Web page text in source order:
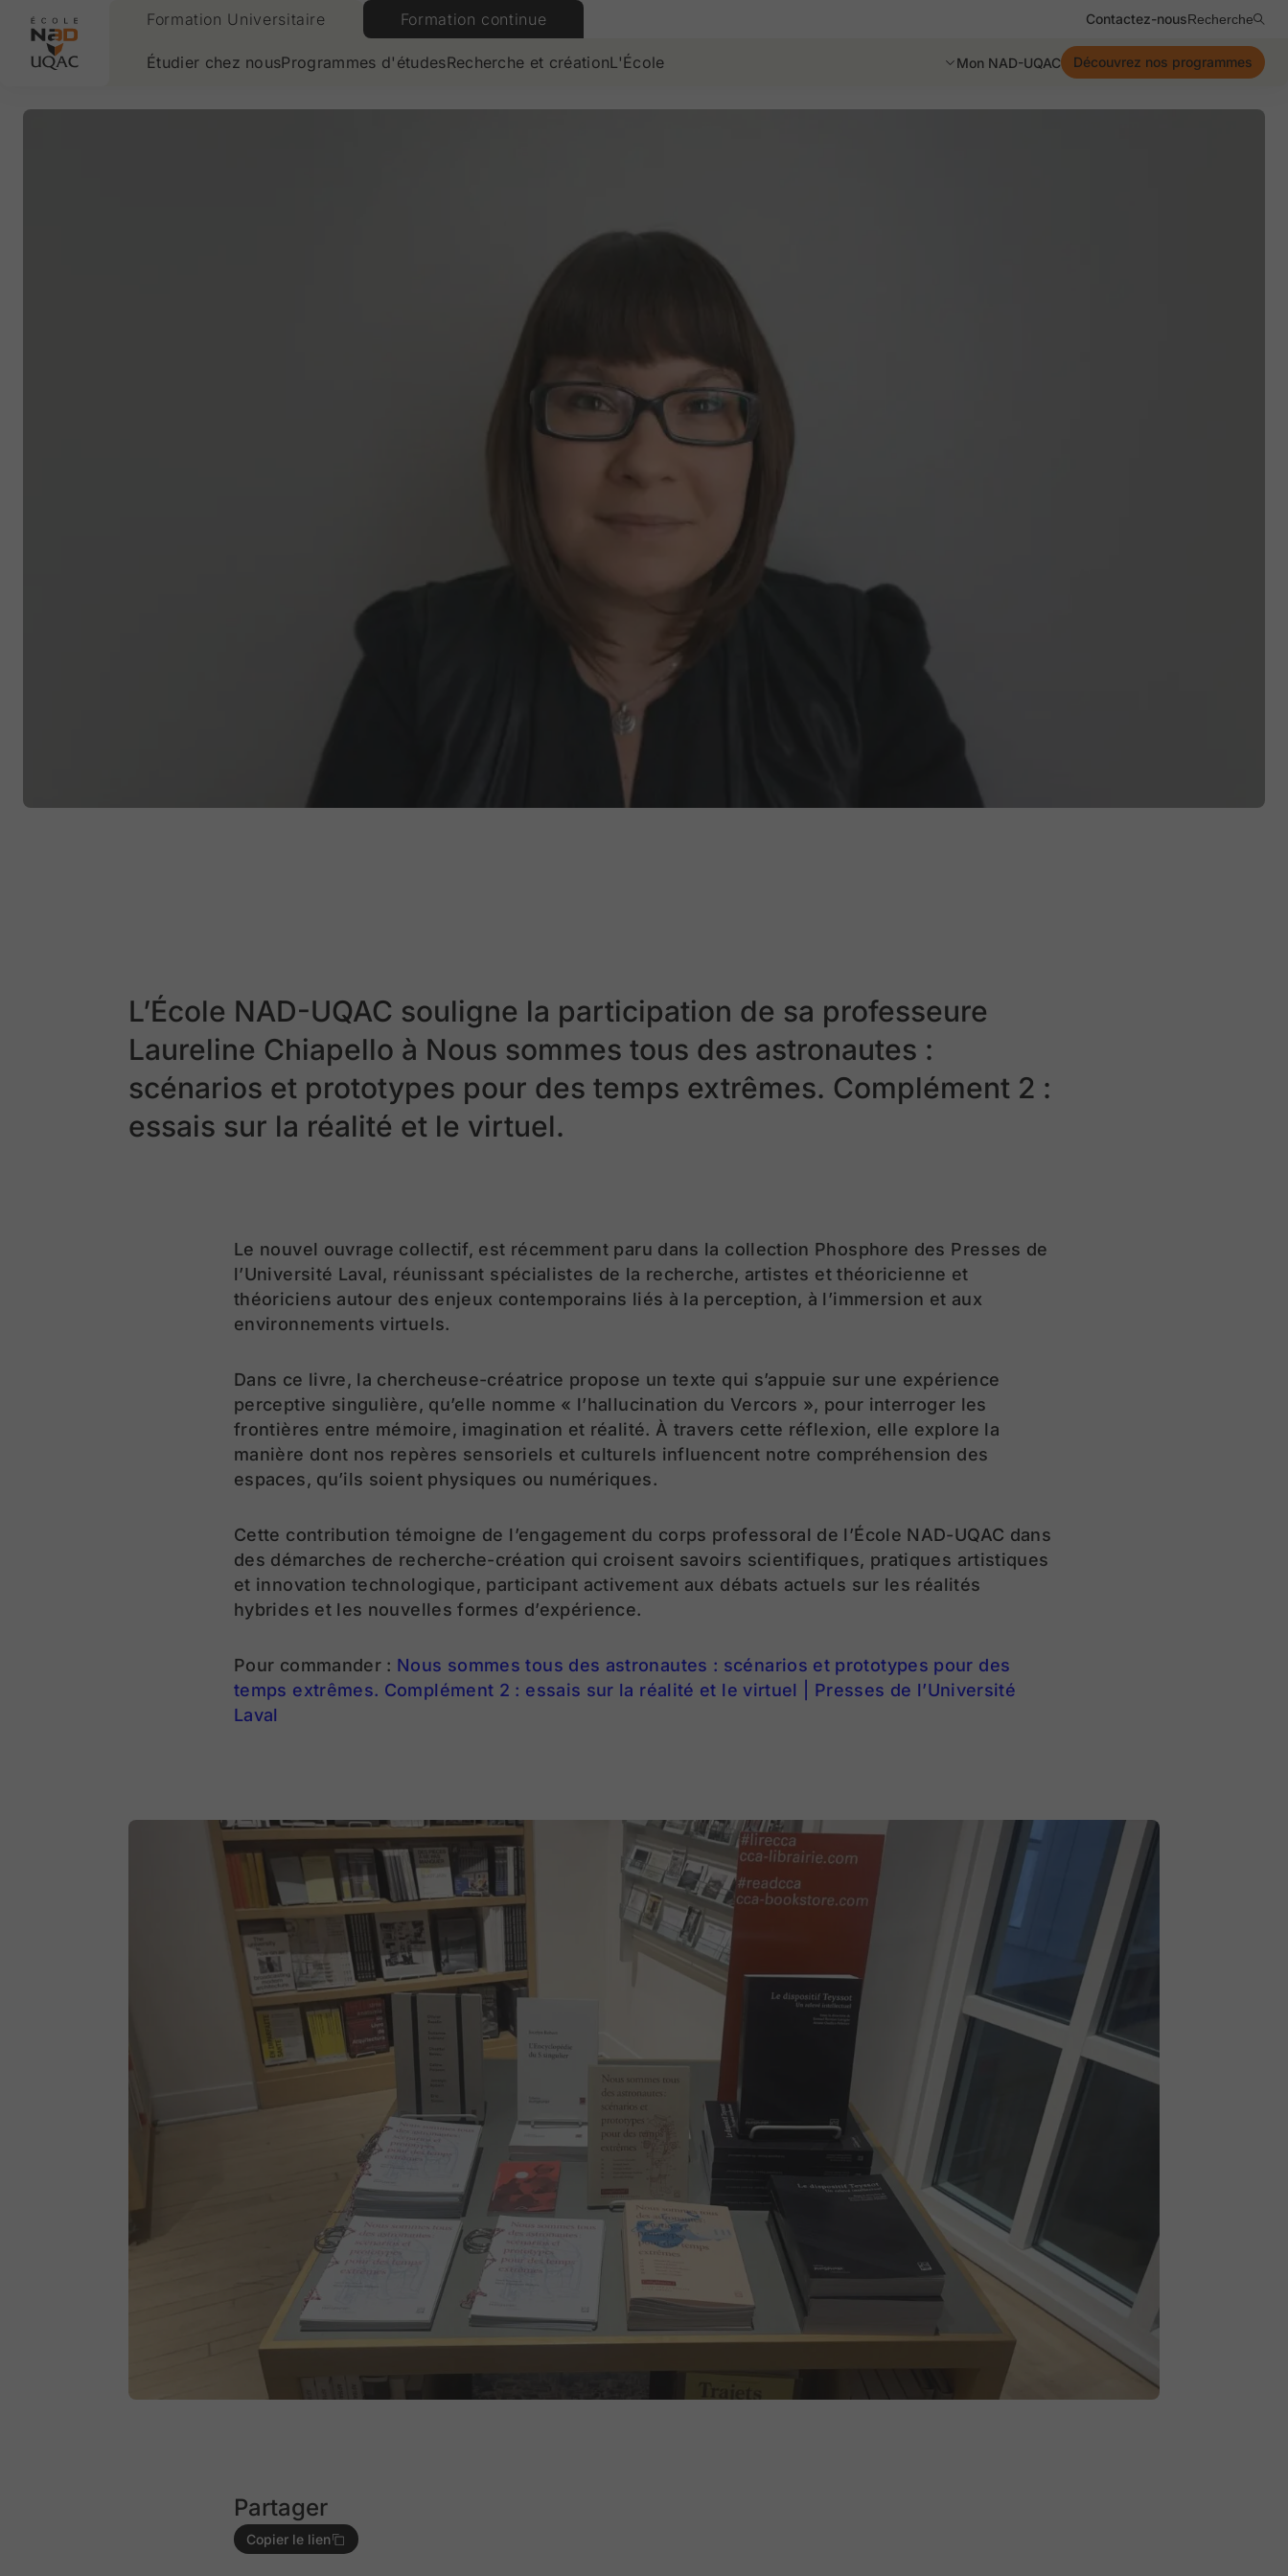
Aller à la page daccueil
Formation Universitaire Formation continue Contactez-nousRecherche
Étudier chez nousProgrammes d'étudesRecherche et créationL'École Mon NAD-UQAC Découvrez nos programmes
L’École NAD-UQAC souligne la participation de sa professeure
Laureline Chiapello à Nous sommes tous des astronautes :
scénarios et prototypes pour des temps extrêmes. Complément 2 :
essais sur la réalité et le virtuel.
Le nouvel ouvrage collectif, est récemment paru dans la collection Phosphore des Presses de
l’Université Laval, réunissant spécialistes de la recherche, artistes et théoricienne et
théoriciens autour des enjeux contemporains liés à la perception, à l’immersion et aux
environnements virtuels.
Dans ce livre, la chercheuse-créatrice propose un texte qui s’appuie sur une expérience
perceptive singulière, qu’elle nomme « l’hallucination du Vercors », pour interroger les
frontières entre mémoire, imagination et réalité. À travers cette réflexion, elle explore la
manière dont nos repères sensoriels et culturels influencent notre compréhension des
espaces, qu’ils soient physiques ou numériques.
Cette contribution témoigne de l’engagement du corps professoral de l’École NAD-UQAC dans
des démarches de recherche-création qui croisent savoirs scientifiques, pratiques artistiques
et innovation technologique, participant activement aux débats actuels sur les réalités
hybrides et les nouvelles formes d’expérience.
Pour commander : Nous sommes tous des astronautes : scénarios et prototypes pour des
temps extrêmes. Complément 2 : essais sur la réalité et le virtuel | Presses de l’Université
Laval
Partager
Copier le lien